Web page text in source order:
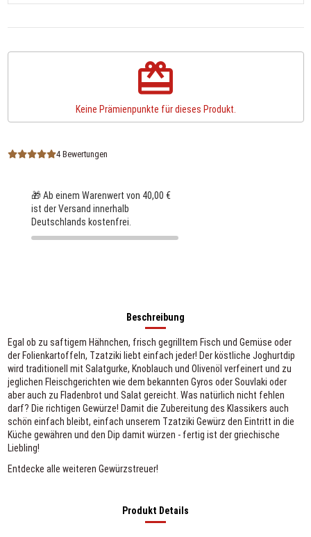
redeem
Keine Prämienpunkte für dieses Produkt.
4 Bewertungen
🎁 Ab einem Warenwert von 40,00 €
ist der Versand innerhalb
Deutschlands kostenfrei.
Beschreibung
Egal ob zu saftigem Hähnchen, frisch gegrilltem Fisch und Gemüse oder
der Folienkartoffeln, Tzatziki liebt einfach jeder! Der köstliche Joghurtdip
wird traditionell mit Salatgurke, Knoblauch und Olivenöl verfeinert und zu
jeglichen Fleischgerichten wie dem bekannten Gyros oder Souvlaki oder
aber auch zu Fladenbrot und Salat gereicht. Was natürlich nicht fehlen
darf? Die richtigen Gewürze! Damit die Zubereitung des Klassikers auch
schön einfach bleibt, einfach unserem Tzatziki Gewürz den Eintritt in die
Küche gewähren und den Dip damit würzen - fertig ist der griechische
Liebling!
Entdecke alle weiteren Gewürzstreuer!
Produkt Details